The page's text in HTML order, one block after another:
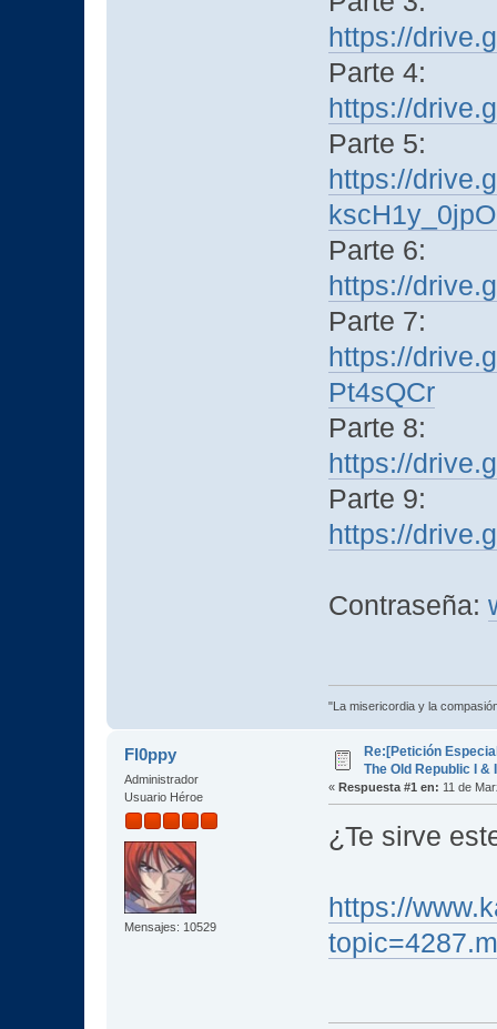
https://
Parte 4:
https://
Parte 5:
https://
Parte 6:
https://
Parte 7:
https://
Pt4sQCr
Parte 8:
https://
Parte 9:
https://
Contraseña:
"La misericordia y la
Fl0ppy
Administrador
Usuario Héroe
Mensajes: 10529
Re:[Petición
The Old Republic I &
« Respuesta #1 en: 11 de
¿Te sirve
https://